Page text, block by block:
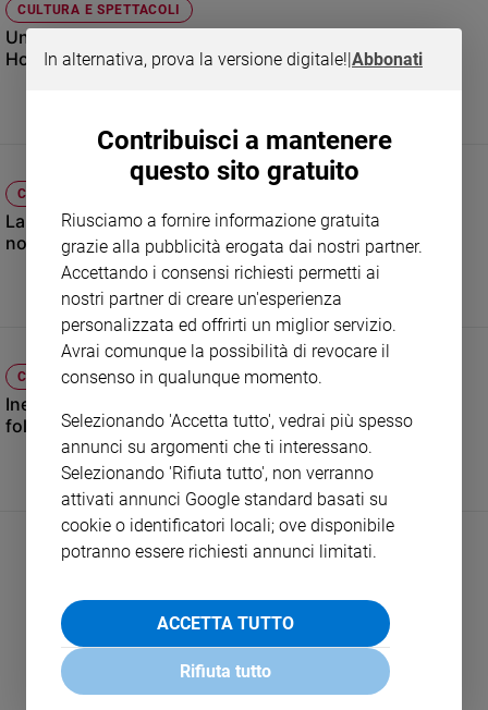
streaming
Libri
Musica
educazione
Genitori
e
Coppia
e
Adolescenza
Bioetica
Riflessioni
Foto
CULTURA E SPETTACOLI
Una stella per Roberto Bolle nella Walk of Fame di
Hollywood
CINEMA, TV E STREAMING
La serie Netflix "No tengo Miedo" tratta dal romanzo "Io
non ho paura" di Niccolò Ammanniti
CULTURA E SPETTACOLI
Inervista a Benedetta Rossi, la cuoca con milioni di
followers
In alternativa, prova la versione digitale!|Abbonati
Contribuisci a mantenere
questo sito gratuito
Riusciamo a fornire informazione gratuita
grazie alla pubblicità erogata dai nostri partner.
Accettando i consensi richiesti permetti ai
nostri partner di creare un'esperienza
personalizzata ed offrirti un miglior servizio.
Avrai comunque la possibilità di revocare il
consenso in qualunque momento.
Selezionando 'Accetta tutto', vedrai più spesso
annunci su argomenti che ti interessano.
Selezionando 'Rifiuta tutto', non verranno
attivati annunci Google standard basati su
cookie o identificatori locali; ove disponibile
potranno essere richiesti annunci limitati.
ACCETTA TUTTO
Rifiuta tutto